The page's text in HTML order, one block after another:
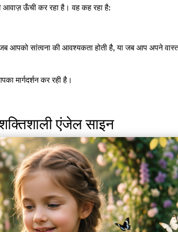
आवाज़ ऊँची कर रहा है। वह कह रहा है:
आपको सांत्वना की आवश्यकता होती है, या जब आप अपने
मार्गदर्शन कर रही है।
एंजेल साइन